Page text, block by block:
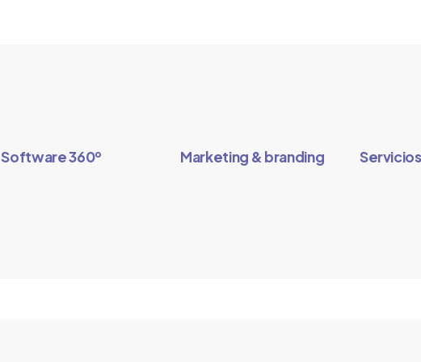
Software 360º Marketing & branding Servicios